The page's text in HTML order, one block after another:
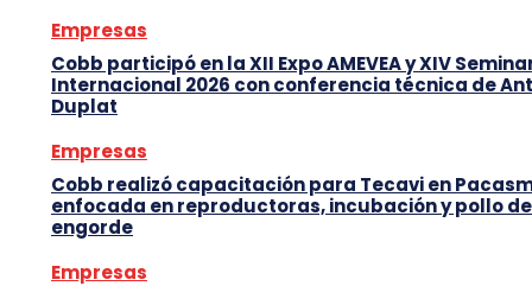
Empresas
Cobb participó en la XII Expo AMEVEA y XIV
Internacional 2026 con conferencia técnica de
Duplat
Empresas
Cobb realizó capacitación para Tecavi en
enfocada en reproductoras, incubación y pollo de
engorde
Empresas